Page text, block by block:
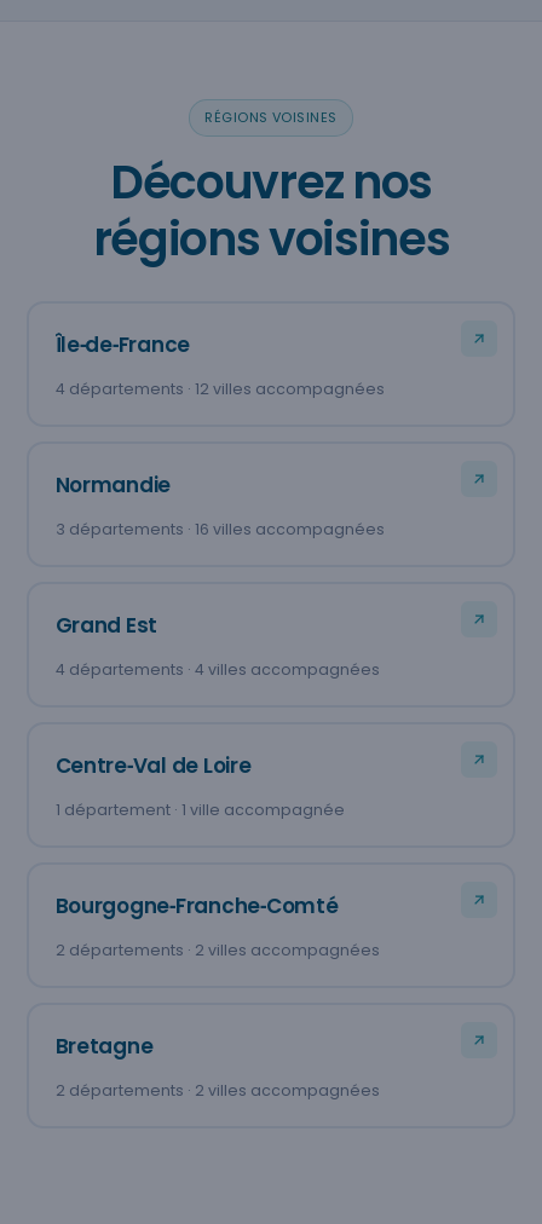
RÉGIONS VOISINES
Découvrez nos
régions voisines
Île‑de‑France
4 départements · 12 villes accompagnées
Normandie
3 départements · 16 villes accompagnées
Grand Est
4 départements · 4 villes accompagnées
Centre‑Val de Loire
1 département · 1 ville accompagnée
Bourgogne‑Franche‑Comté
2 départements · 2 villes accompagnées
Bretagne
2 départements · 2 villes accompagnées